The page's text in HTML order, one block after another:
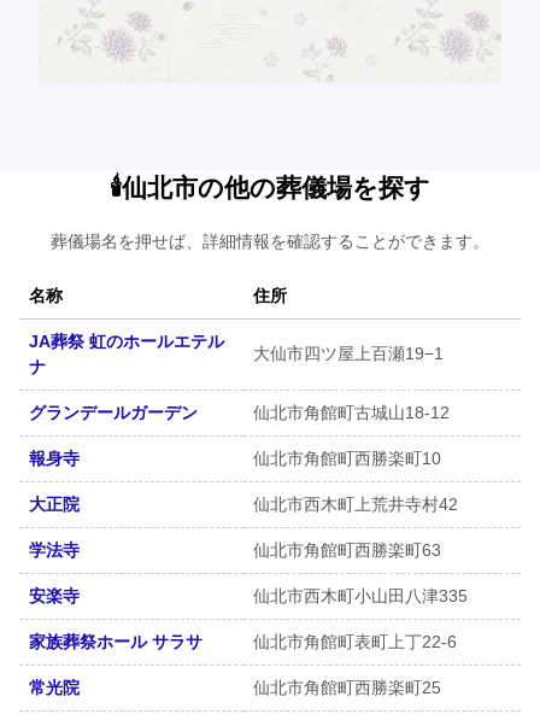
🕯️仙北市の他の葬儀場を探す
葬儀場名を押せば、詳細情報を確認することができます。
名称 住所
JA葬祭 虹のホールエテル
ナ
大仙市四ツ屋上百瀬19−1
グランデールガーデン 仙北市角館町古城山18-12
報身寺 仙北市角館町西勝楽町10
大正院 仙北市西木町上荒井寺村42
学法寺 仙北市角館町西勝楽町63
安楽寺 仙北市西木町小山田八津335
家族葬祭ホール サラサ 仙北市角館町表町上丁22-6
常光院 仙北市角館町西勝楽町25